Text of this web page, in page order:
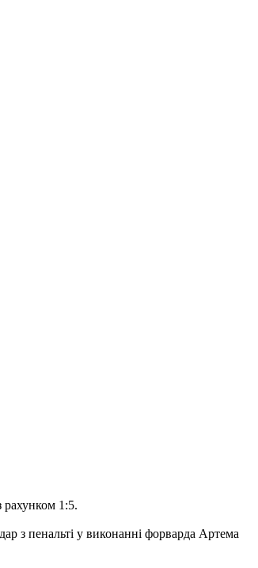
рахунком 1:5.
з пенальті у виконанні форварда Артема